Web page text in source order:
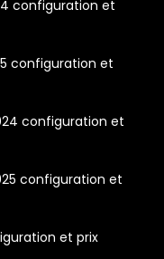
configuration et
configuration et
configuration et
configuration et
et prix